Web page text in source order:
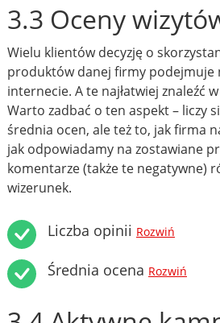
3.3 Oceny
Wielu klientów decyzję o
produktów danej firmy podejmuje
internecie. A te najłatwiej znaleźć
Warto zadbać o ten aspekt – liczy
średnia ocen, ale też to, jak firma
jak odpowiadamy na zostawiane
komentarze (także te negatywne)
wizerunek.
Liczba opinii Rozwiń
Średnia ocena Rozwiń